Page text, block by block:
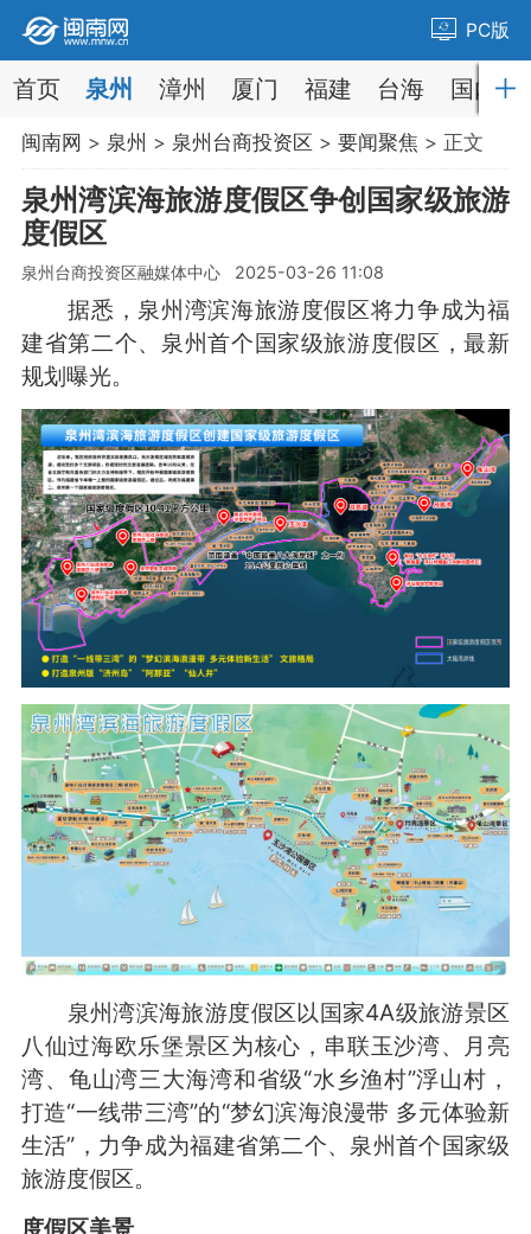
PC版
首页 泉州 漳州 厦门 福建 台海 国内
闽南网 > 泉州 > 泉州台商投资区 > 要闻聚焦 > 正文
泉州湾滨海旅游度假区争创国家级旅游
度假区
泉州台商投资区融媒体中心 2025-03-26 11:08
据悉，泉州湾滨海旅游度假区将力争成为福
建省第二个、泉州首个国家级旅游度假区，最新
规划曝光。
泉州湾滨海旅游度假区以国家4A级旅游景区
八仙过海欧乐堡景区为核心，串联玉沙湾、月亮
湾、龟山湾三大海湾和省级“水乡渔村”浮山村，
打造“一线带三湾”的“梦幻滨海浪漫带 多元体验新
生活”，力争成为福建省第二个、泉州首个国家级
旅游度假区。